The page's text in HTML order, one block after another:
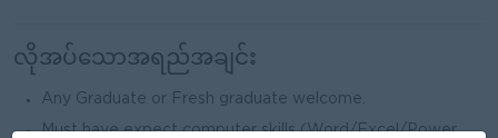
လိုအပ်သောအရည်အချင်း
Any Graduate or Fresh graduate welcome.
Must have expect computer skills (Word/Excel/Power